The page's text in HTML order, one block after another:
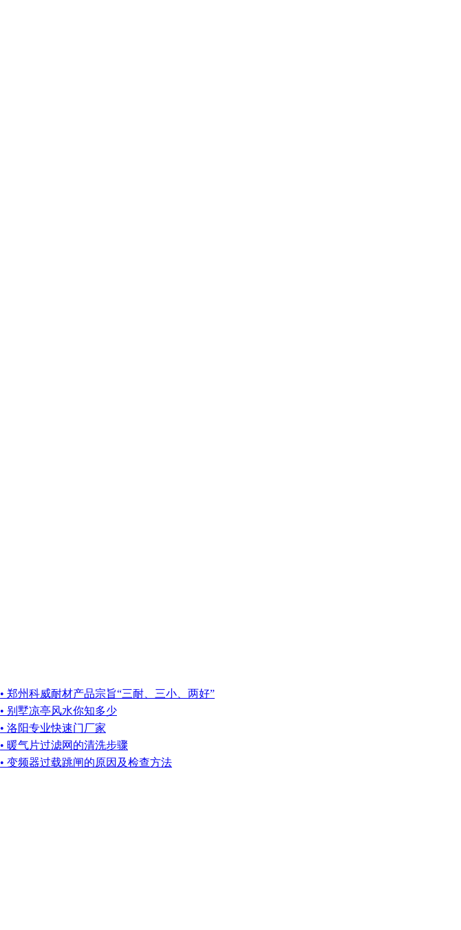
• 郑州科威耐材产品宗旨“三耐、三小、两好”
• 别墅凉亭风水你知多少
• 洛阳专业快速门厂家
• 暖气片过滤网的清洗步骤
• 变频器过载跳闸的原因及检查方法